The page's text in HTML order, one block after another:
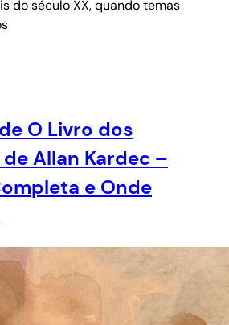
do século XX, quando temas
O Livro dos
Allan Kardec –
e Onde